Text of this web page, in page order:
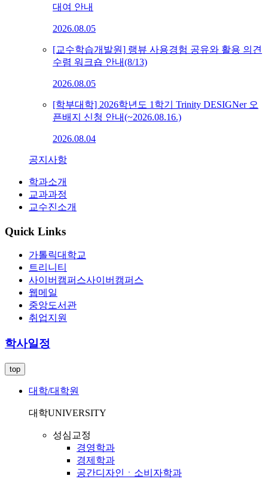
대여 안내
2026.08.05
[교수학습개발원] 랭뷰 사용경험 공유와 활용 의견
수렴 워크숍 안내(8/13)
2026.08.05
[학부대학] 2026학년도 1학기 Trinity DESIGNer 오
픈배지 신청 안내(~2026.08.16.)
2026.08.04
공지사항
학과소개
교과과정
교수진소개
Quick Links
가톨릭대학교
트리니티
사이버캠퍼스사이버캠퍼스
웹메일
중앙도서관
취업지원
학사일정
top
대학/대학원
대학UNIVERSITY
성심교정
경영학과
경제학과
공간디자인ㆍ소비자학과